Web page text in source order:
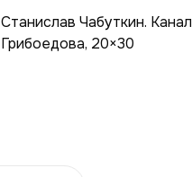
Станислав Чабуткин. Канал
Грибоедова, 20×30